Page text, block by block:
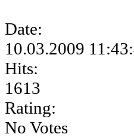
Date:
10.03.2009
Hits:
1613
Rating:
No Votes